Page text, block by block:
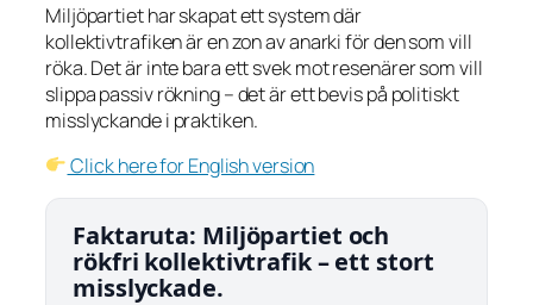
Miljöpartiet har skapat ett system där
kollektivtrafiken är en zon av anarki för den som vill
röka. Det är inte bara ett svek mot resenärer som vill
slippa passiv rökning – det är ett bevis på politiskt
misslyckande i praktiken.
Click here for English version
Faktaruta: Miljöpartiet och
rökfri kollektivtrafik – ett stort
misslyckade.